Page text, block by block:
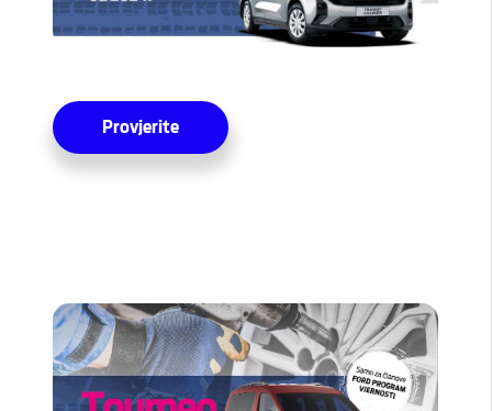
Provjerite